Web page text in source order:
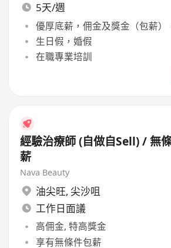
5天/週
優厚底薪，佣金及獎金（包薪）
生日假，婚假
在職專業培訓
經驗治療師 (自做自Sell) / 無
薪
Nava Beauty
油尖旺, 尖沙咀
工作日面議
高佣金, 特高獎金
享有無條件包薪